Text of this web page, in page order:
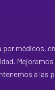
médicos,
a las